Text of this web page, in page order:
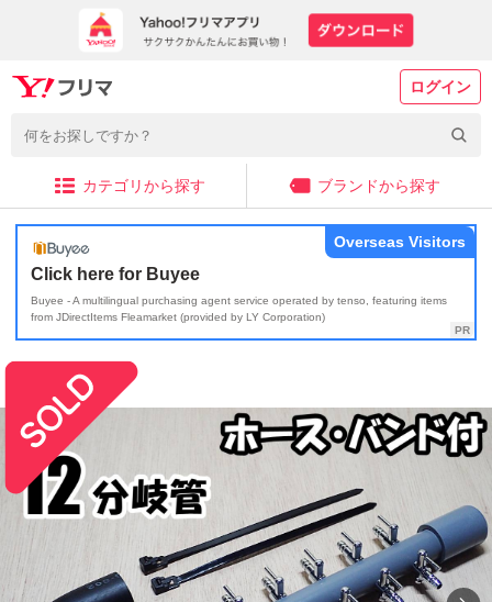
ログイン
カテゴリから探す ブランドから探す
Click here for Buyee
Buyee - A multilingual purchasing agent service operated by tenso, featuring items
from JDirectItems Fleamarket (provided by LY Corporation)
Overseas Visitors